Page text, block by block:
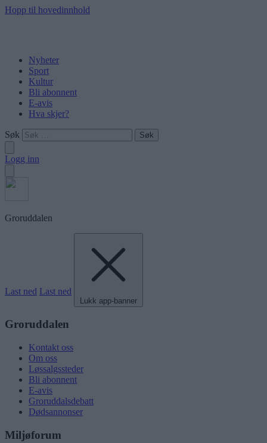
Hopp til hovedinnhold
Nyheter
Sport
Kultur
Bli abonnent
E-avis
Hva skjer?
Søk
Logg inn
Groruddalen
Last ned Last ned
Lukk app-banner
Groruddalen
Kontakt oss
Om oss
Løssalgssteder
Bli abonnent
E-avis
Groruddalsdebatt
Dødsannonser
Miljøforum